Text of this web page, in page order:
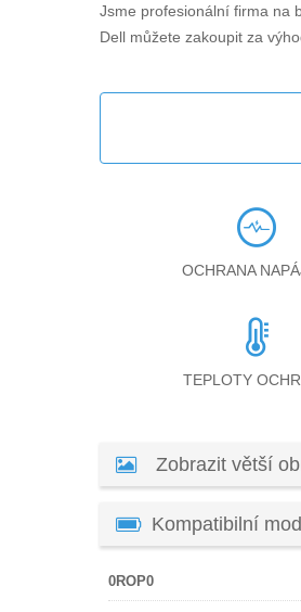
Jsme profesionální firma na
Dell můžete zakoupit za
OCHRANA
TEPLOTY
Zobrazit větší
Kompatibilní
0ROP0